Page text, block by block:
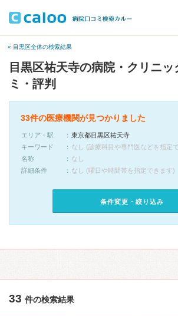
« 目黒区全体の検索結果
目黒区祐天寺の病院・クリニッ
ミ・評判
33件の医療機関が見つかりました
エリア・駅
東京都目黒区祐天寺
キーワード
なし (診療科目や専門医などを指定
名称
なし
詳細条件
なし (曜日や時間帯を指定できます)
条件変更・絞り込み
33 件の検索結果